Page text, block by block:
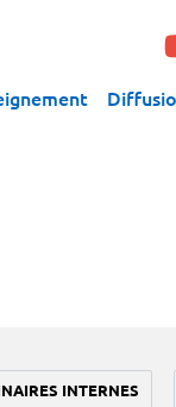
INTERNES